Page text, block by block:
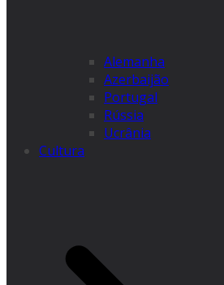
Alemanha
Azerbaijão
Portugal
Rússia
Ucrânia
Cultura